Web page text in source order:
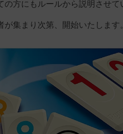
の方にもルールから説明させ
が集まり次第、開始いたしま